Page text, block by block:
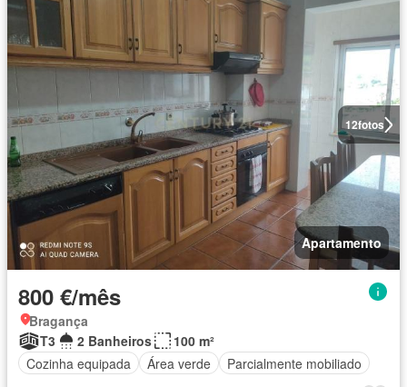
12fotos
Apartamento
800 €/mês
Bragança
T3
2 Banheiros
100 m²
Cozinha equipada
Área verde Parcialmente mobiliado